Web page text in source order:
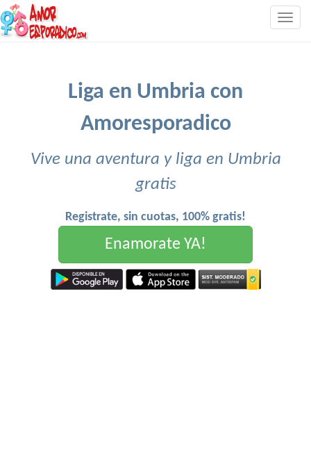
Liga en Umbria con
Amoresporadico
Vive una aventura y liga en Umbria
gratis
Registrate, sin cuotas, 100% gratis!
Enamorate YA!